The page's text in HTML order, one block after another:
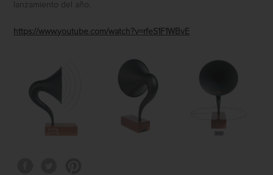
lanzamiento del año.
https://www.youtube.com/watch?v=rfeS1F1WBvE